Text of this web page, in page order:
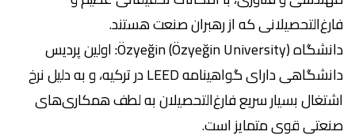
فارغ‌التحصیلانی که از رهبران صنعت هستند.
دانشگاه Özyeğin (Özyeğin University): اولین پردیس
دانشگاهی دارای گواهینامه LEED در ترکیه، و به دلیل نرخ
اشتغال بسیار سریع فارغ‌التحصیلان به لطف همکاری‌های
صنعتی قوی متمایز است.